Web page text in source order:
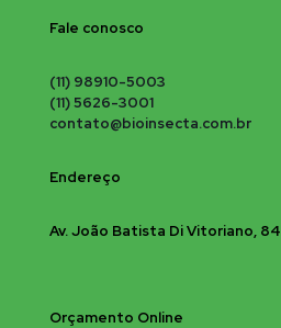
Fale conosco
(11) 98910-5003
(11) 5626-3001
contato@bioinsecta.com.br
Endereço
Av. João Batista Di Vitoriano, 84
Orçamento Online